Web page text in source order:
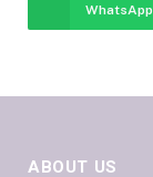
WhatsApp
ABOUT US